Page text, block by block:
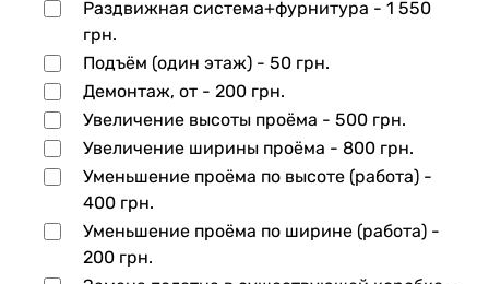
Раздвижная система+фурнитура - 1 550
грн.
Подъём (один этаж) - 50 грн.
Демонтаж, от - 200 грн.
Увеличение высоты проёма - 500 грн.
Увеличение ширины проёма - 800 грн.
Уменьшение проёма по высоте (работа) -
400 грн.
Уменьшение проёма по ширине (работа) -
200 грн.